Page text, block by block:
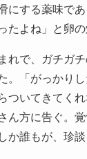
する薬味で
たよね」と卵
で、ガチガ
。「がっかり
ついてきてく
ん方に告ぐ。
か誰もが、珍